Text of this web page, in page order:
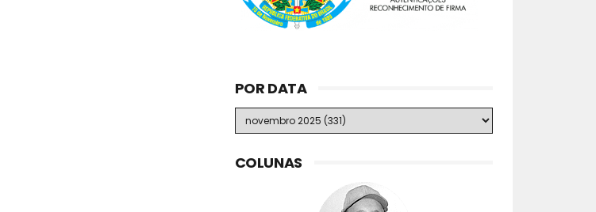
POR DATA
COLUNAS